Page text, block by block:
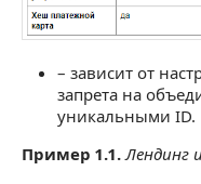
– зависит от
запрета на
уникальными ID.
Пример 1.1. Лендинг